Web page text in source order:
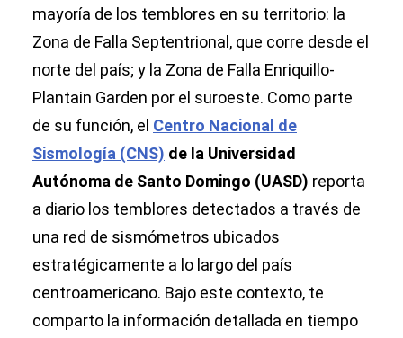
mayoría de los temblores en su territorio: la
Zona de Falla Septentrional, que corre desde el
norte del país; y la Zona de Falla Enriquillo-
Plantain Garden por el suroeste. Como parte
de su función, el Centro Nacional de
Sismología (CNS) de la Universidad
Autónoma de Santo Domingo (UASD) reporta
a diario los temblores detectados a través de
una red de sismómetros ubicados
estratégicamente a lo largo del país
centroamericano. Bajo este contexto, te
comparto la información detallada en tiempo